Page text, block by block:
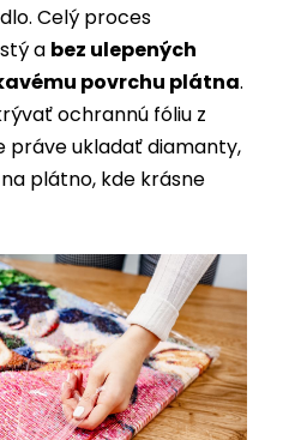
Celý proces
a bez ulepených
povrchu plátna.
ochrannú fóliu z
práve ukladať diamanty,
plátno, kde krásne